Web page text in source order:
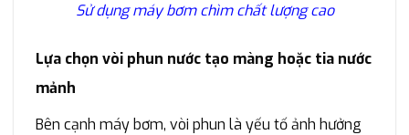
Sử dụng máy bơm chìm chất lượng cao
Lựa chọn vòi phun nước tạo màng hoặc tia nước
mảnh
Bên cạnh máy bơm, vòi phun là yếu tố ảnh hưởng